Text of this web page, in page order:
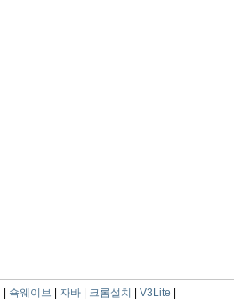
쇽웨이브 자바| 크롬설치 V3Lite